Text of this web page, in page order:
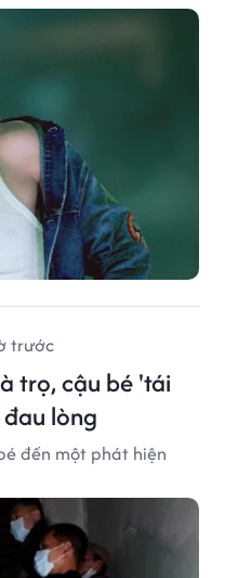
trước
trọ, cậu bé 'tái
lòng
đến một phát hiện